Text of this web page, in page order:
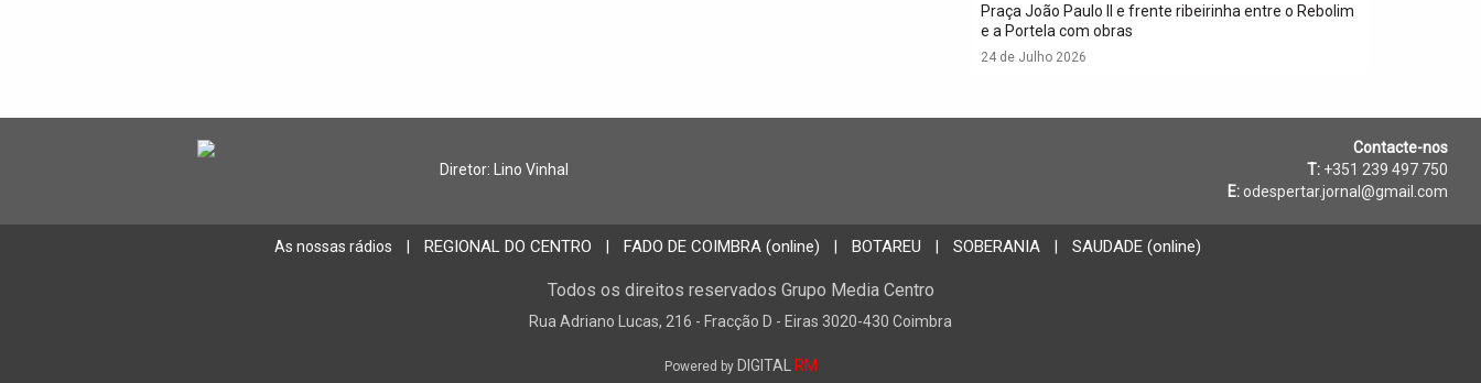
Praça João Paulo II e frente ribeirinha entre o Rebolim
e a Portela com obras
24 de Julho 2026
Diretor: Lino Vinhal
Contacte-nos
T: +351 239 497 750
E: odespertar.jornal@gmail.com
As nossas rádios | REGIONAL DO CENTRO | FADO DE COIMBRA (online) | BOTAREU | SOBERANIA | SAUDADE (online)
Todos os direitos reservados Grupo Media Centro
Rua Adriano Lucas, 216 - Fracção D - Eiras 3020-430 Coimbra
Powered byDIGITAL RM